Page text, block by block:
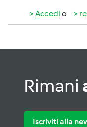
Accedi o
Rimani
Iscriviti alla